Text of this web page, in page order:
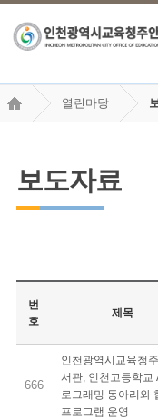
열린마당
보도자료
번
호
제목
666
인천광역시교육청
서관, 인천고등학교
로그래밍 동아리와
프로그램 운영